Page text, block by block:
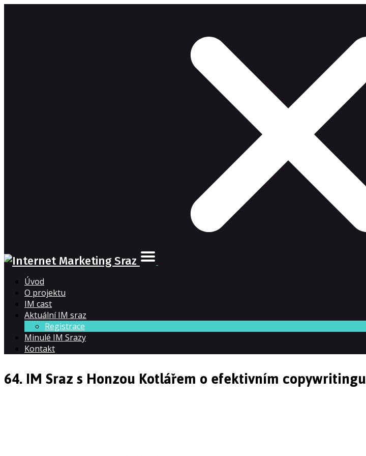
Úvod
O projektu
IM cast
Aktuální IM sraz
Registrace
Minulé IM Srazy
Kontakt
64. IM Sraz s Honzou Kotlářem o efektivním copywritingu